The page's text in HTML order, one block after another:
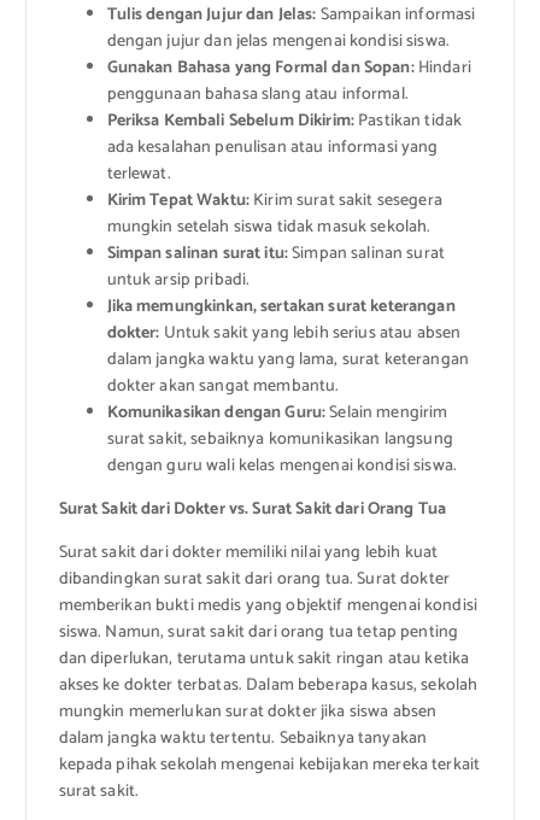
Tulis dengan Jujur dan Jelas:Sampaikan informasi
dengan jujur dan jelas mengenai kondisi siswa.
Gunakan Bahasa yang Formal dan Sopan:Hindari
penggunaan bahasa slang atau informal.
Periksa Kembali Sebelum Dikirim:Pastikan tidak
ada kesalahan penulisan atau informasi yang
terlewat.
Kirim Tepat Waktu:Kirim surat sakit sesegera
mungkin setelah siswa tidak masuk sekolah.
Simpan salinan surat itu:Simpan salinan surat
untuk arsip pribadi.
Jika memungkinkan, sertakan surat keterangan
dokter: Untuk sakit yang lebih serius atau absen
dalam jangka waktu yang lama, surat keterangan
dokter akan sangat membantu.
Komunikasikan dengan Guru:Selain mengirim
surat sakit, sebaiknya komunikasikan langsung
dengan guru wali kelas mengenai kondisi siswa.
Surat Sakit dari Dokter vs. Surat Sakit dari Orang Tua
Surat sakit dari dokter memiliki nilai yang lebih kuat
dibandingkan surat sakit dari orang tua. Surat dokter
memberikan bukti medis yang objektif mengenai kondisi
siswa. Namun, surat sakit dari orang tua tetap penting
dan diperlukan, terutama untuk sakit ringan atau ketika
akses ke dokter terbatas. Dalam beberapa kasus, sekolah
mungkin memerlukan surat dokter jika siswa absen
dalam jangka waktu tertentu. Sebaiknya tanyakan
kepada pihak sekolah mengenai kebijakan mereka terkait
surat sakit.